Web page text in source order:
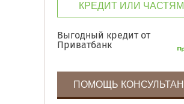
КРЕДИТ ИЛИ
Выгодный кредит от
Приватбанк
ПОМОЩЬ